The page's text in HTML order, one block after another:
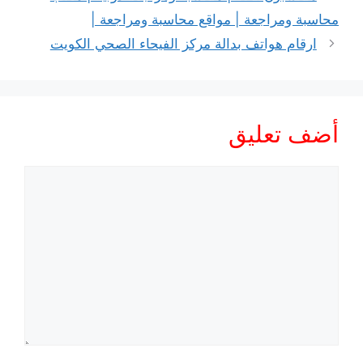
محاسبة ومراجعة | مواقع محاسبة ومراجعة |
ارقام هواتف بدالة مركز الفيحاء الصحي الكويت
أضف تعليق